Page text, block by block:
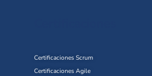
Certificaciones Scrum
Certificaciones Agile